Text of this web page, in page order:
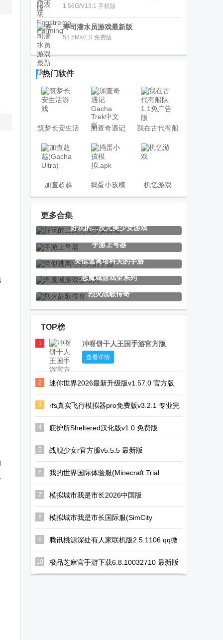
1.56G/V13.1 手机版
寿司潜水员游戏最新版
53.5M/v1.0 免费版
热门软件
筑梦长安生活
游戏
加查奇遇记
Gacha Trek中
文版
我在古代有船
队1.1免广告版
加查超越
(Gacha Ultra)
捣蛋小孩模
拟.apk
机忆游戏
加查咖啡厅
My virtual
小忍计划沙漠
版
Flycast模拟器
飞机大厨手游
披萨男孩GBA
模拟器(Pizza
Boy A Pro)
第七史诗亚服
最新版
Flycast新版本
Nesoid模拟器
(nes模拟器)
Snes9x EX模
拟器汉化版
(florence)
更多合集
好玩的二次元美少女游戏
手游上号器
类似逃离塔科夫的手游
恶魔城游戏全系列
烈火战歌传奇
TOP榜
1 冲呀饼干人王国手游官方版
查看详情
2 迷你世界2026最新升级版v1.57.0 官方版
3
rfs真实飞行模拟器pro免费版v3.2.1 专业完
整版
4 庇护所Sheltered汉化版v1.0 免费版
5 战舰少女r官方服v5.5.5 最新版
6
我的世界国际体验服(Minecraft Trial
apk)v1.19.73.02最新免费版
7
模拟城市我是市长2026中国版
v2.1.21444.32928 qq登录
8
模拟城市我是市长国际服(SimCity
BuildIt)v1.78.1.13772656 谷歌正版
9
腾讯桃源深处有人家联机版2.5.1106 qq微
信登录版【附兑换码】
10 极品芝麻官手游下载6.8.10032710 最新版